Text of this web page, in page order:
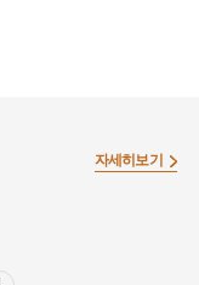
자세히보기